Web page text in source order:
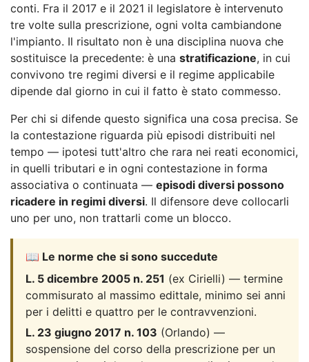
conti. Fra il 2017 e il 2021 il legislatore è intervenuto
tre volte sulla prescrizione, ogni volta cambiandone
l'impianto. Il risultato non è una disciplina nuova che
sostituisce la precedente: è una stratificazione, in cui
convivono tre regimi diversi e il regime applicabile
dipende dal giorno in cui il fatto è stato commesso.
Per chi si difende questo significa una cosa precisa. Se
la contestazione riguarda più episodi distribuiti nel
tempo — ipotesi tutt'altro che rara nei reati economici,
in quelli tributari e in ogni contestazione in forma
associativa o continuata — episodi diversi possono
ricadere in regimi diversi. Il difensore deve collocarli
uno per uno, non trattarli come un blocco.
📖 Le norme che si sono succedute
L. 5 dicembre 2005 n. 251 (ex Cirielli) — termine
commisurato al massimo edittale, minimo sei anni
per i delitti e quattro per le contravvenzioni.
L. 23 giugno 2017 n. 103 (Orlando) —
sospensione del corso della prescrizione per un